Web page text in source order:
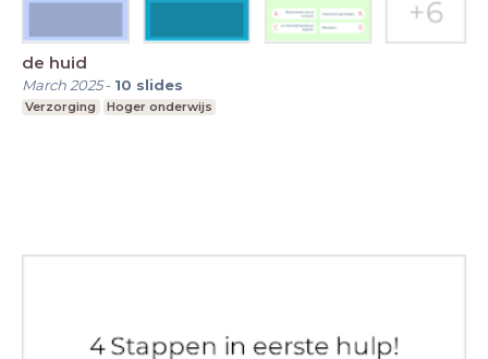
de huid
March 2025- 10 slides
Verzorging Hoger onderwijs